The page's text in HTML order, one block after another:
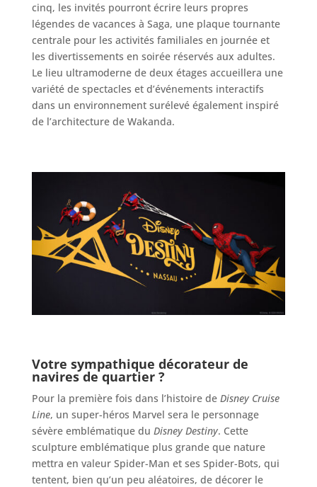
cinq, les invités pourront écrire leurs propres
légendes de vacances à Saga, une plaque tournante
centrale pour les activités familiales en journée et
les divertissements en soirée réservés aux adultes.
Le lieu ultramoderne de deux étages accueillera une
variété de spectacles et d’événements interactifs
dans un environnement surélevé également inspiré
de l’architecture de Wakanda.
Votre sympathique décorateur de
navires de quartier ?
Pour la première fois dans l’histoire de Disney Cruise
Line, un super-héros Marvel sera le personnage
sévère emblématique du Disney Destiny. Cette
sculpture emblématique plus grande que nature
mettra en valeur Spider-Man et ses Spider-Bots, qui
tentent, bien qu’un peu aléatoires, de décorer le